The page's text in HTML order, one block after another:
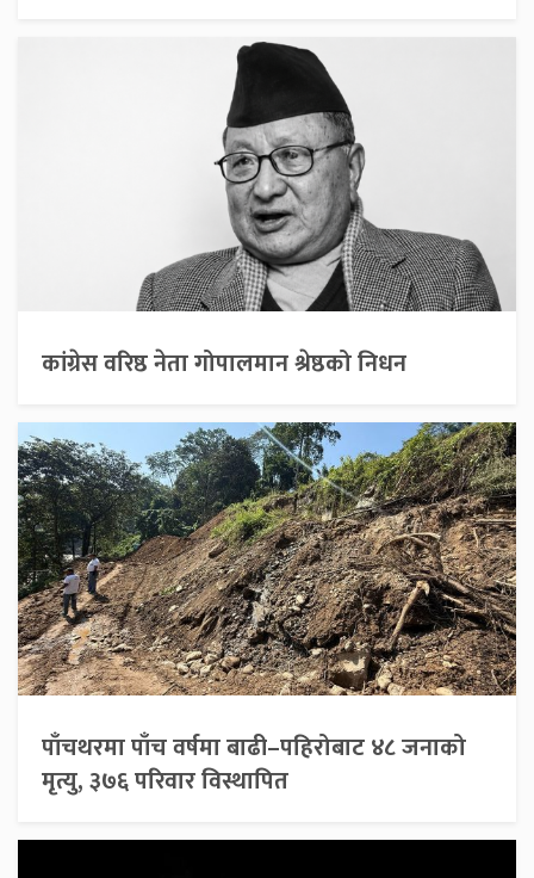
कांग्रेस वरिष्ठ नेता गोपालमान श्रेष्ठको निधन
पाँचथरमा पाँच वर्षमा बाढी–पहिरोबाट ४८ जनाको
मृत्यु, ३७६ परिवार विस्थापित